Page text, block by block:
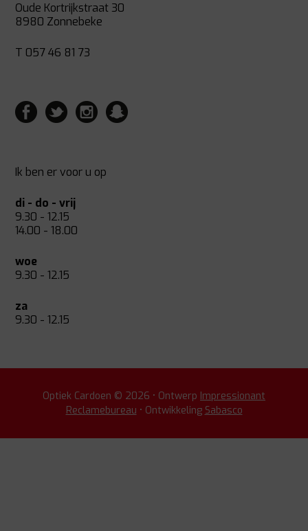
Oude Kortrijkstraat 30
8980 Zonnebeke
T 057 46 81 73
Ik ben er voor u op
di - do - vrij
9.30 - 12.15
14.00 - 18.00
woe
9.30 - 12.15
za
9.30 - 12.15
Optiek Cardoen © 2026 • Ontwerp Impressionant
Reclamebureau • Ontwikkeling Sabasco